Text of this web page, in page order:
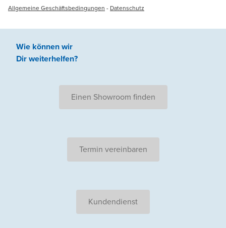
Allgemeine Geschäftsbedingungen - Datenschutz
Wie können wir
Dir weiterhelfen?
Einen Showroom finden
Termin vereinbaren
Kundendienst